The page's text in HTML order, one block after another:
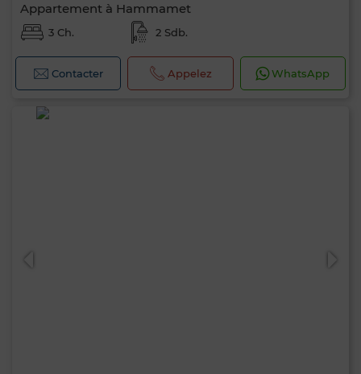
Appartement à Hammamet
3 Ch. 2 Sdb.
Contacter Appelez WhatsApp